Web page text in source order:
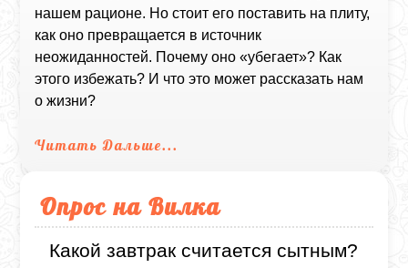
нашем рационе. Но стоит его поставить на плиту,
как оно превращается в источник
неожиданностей. Почему оно «убегает»? Как
этого избежать? И что это может рассказать нам
о жизни?
Читать Дальше...
Опрос на Вилка
Какой завтрак считается сытным?